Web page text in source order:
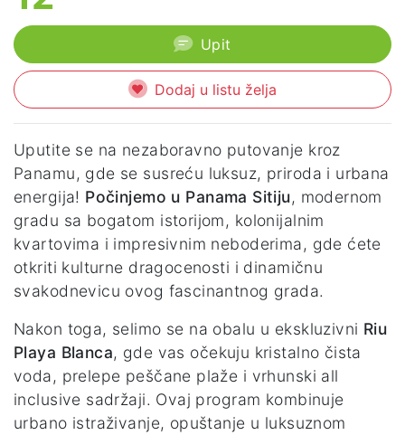
Upit
Dodaj u listu želja
Uputite se na nezaboravno putovanje kroz
Panamu, gde se susreću luksuz, priroda i urbana
energija! Počinjemo u Panama Sitiju, modernom
gradu sa bogatom istorijom, kolonijalnim
kvartovima i impresivnim neboderima, gde ćete
otkriti kulturne dragocenosti i dinamičnu
svakodnevicu ovog fascinantnog grada.
Nakon toga, selimo se na obalu u ekskluzivni Riu
Playa Blanca, gde vas očekuju kristalno čista
voda, prelepe peščane plaže i vrhunski all
inclusive sadržaji. Ovaj program kombinuje
urbano istraživanje, opuštanje u luksuznom